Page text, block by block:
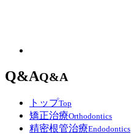
Q&AQ&A
トップTop
矯正治療Orthodontics
精密根管治療Endodontics